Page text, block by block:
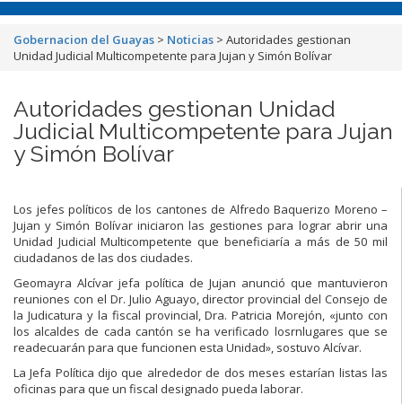
Gobernacion del Guayas > Noticias > Autoridades gestionan
Unidad Judicial Multicompetente para Jujan y Simón Bolívar
Autoridades gestionan Unidad
Judicial Multicompetente para Jujan
y Simón Bolívar
Los jefes políticos de los cantones de Alfredo Baquerizo Moreno –
Jujan y Simón Bolívar iniciaron las gestiones para lograr abrir una
Unidad Judicial Multicompetente que beneficiaría a más de 50 mil
ciudadanos de las dos ciudades.
Geomayra Alcívar jefa política de Jujan anunció que mantuvieron
reuniones con el Dr. Julio Aguayo, director provincial del Consejo de
la Judicatura y la fiscal provincial, Dra. Patricia Morejón, «junto con
los alcaldes de cada cantón se ha verificado losrnlugares que se
readecuarán para que funcionen esta Unidad», sostuvo Alcívar.
La Jefa Política dijo que alrededor de dos meses estarían listas las
oficinas para que un fiscal designado pueda laborar.